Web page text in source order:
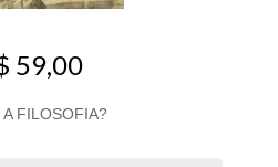
59,00
A FILOSOFIA?